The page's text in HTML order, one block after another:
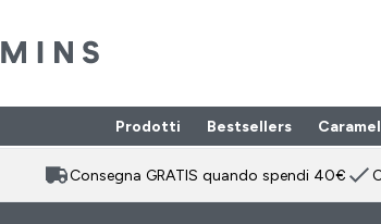
Prodotti Enter Prodotti submenu
Bestsellers
Consegna GRATIS quando spendi 40€